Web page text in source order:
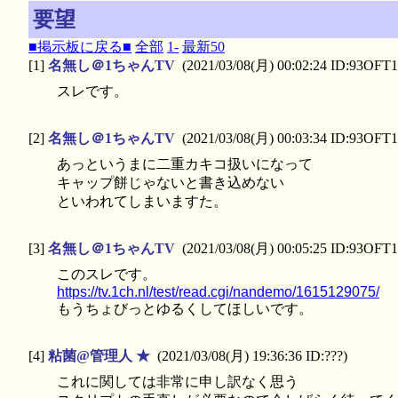
要望
■掲示板に戻る■ 全部 1- 最新50
[1] 名無し＠1ちゃんTV (2021/03/08(月) 00:02:24
スレです。
[2] 名無し＠1ちゃんTV (2021/03/08(月) 00:03:34
あっというまに二重カキコ扱いになって
キャップ餅じゃないと書き込めない
といわれてしまいますた。
[3] 名無し＠1ちゃんTV (2021/03/08(月) 00:05:25
このスレです。
https://tv.1ch.nl/test/read.cgi/nandemo/1615129075/
もうちょびっとゆるくしてほしいです。
[4] 粘菌@管理人 ★ (2021/03/08(月) 19:36:36 ID:???)
これに関しては非常に申し訳なく思う